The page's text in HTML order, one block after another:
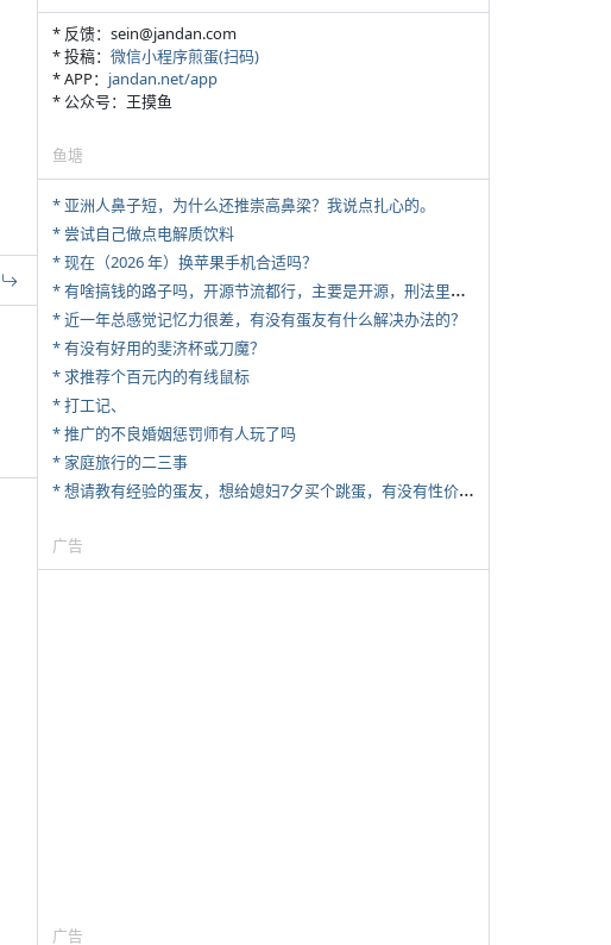
* 反馈：sein@jandan.com
* 投稿： 微信小程序煎蛋(扫码)
* APP： jandan.net/app
* 公众号：王摸鱼
鱼塘
* 亚洲人鼻子短，为什么还推崇高鼻梁？我说点扎心的。
* 尝试自己做点电解质饮料
* 现在（2026 年）换苹果手机合适吗？
*
有啥搞钱的路子吗，开源节流都行，主要是开源，刑法里的咱不做
* 近一年总感觉记忆力很差，有没有蛋友有什么解决办法的？
* 有没有好用的斐济杯或刀魔？
* 求推荐个百元内的有线鼠标
* 打工记、
* 推广的不良婚姻惩罚师有人玩了吗
* 家庭旅行的二三事
*
想请教有经验的蛋友，想给媳妇7夕买个跳蛋，有没有性价比高的推荐
广告
广告